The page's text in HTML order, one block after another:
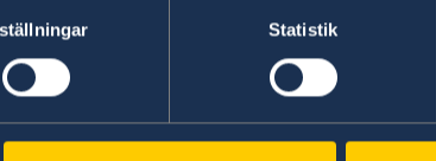
Statistik
har också varit ett händelserikt år inom
aggressionskrig i Ukraina närmar
synbart slut i sikte. Krigets vansinne
och attacker mot